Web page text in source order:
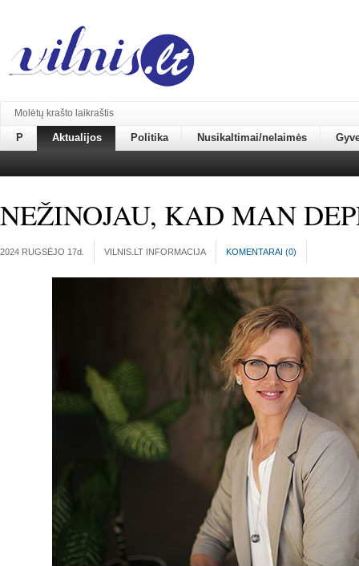
Molėtų krašto laikraštis
P Aktualijos Politika Nusikaltimai/nelaimės
NEŽINOJAU, KAD MAN
2024 RUGSĖJO 17d. VILNIS.LT INFORMACIJA KOMENTARAI (0)